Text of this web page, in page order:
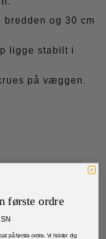
og 30 cm
ligge stabilt i
på væggen.
første ordre
på første ordre. Vi holder dig